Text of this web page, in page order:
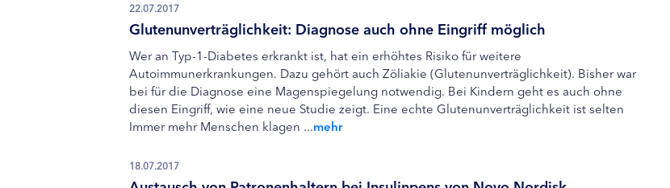
22.07.2017
Glutenunverträglichkeit: Diagnose auch ohne Eingriff möglich
Wer an Typ-1-Diabetes erkrankt ist, hat ein erhöhtes Risiko für weitere
Autoimmunerkrankungen. Dazu gehört auch Zöliakie (Glutenunverträglichkeit). Bisher war
bei für die Diagnose eine Magenspiegelung notwendig. Bei Kindern geht es auch ohne
diesen Eingriff, wie eine neue Studie zeigt. Eine echte Glutenunverträglichkeit ist selten
Immer mehr Menschen klagen ...mehr
18.07.2017